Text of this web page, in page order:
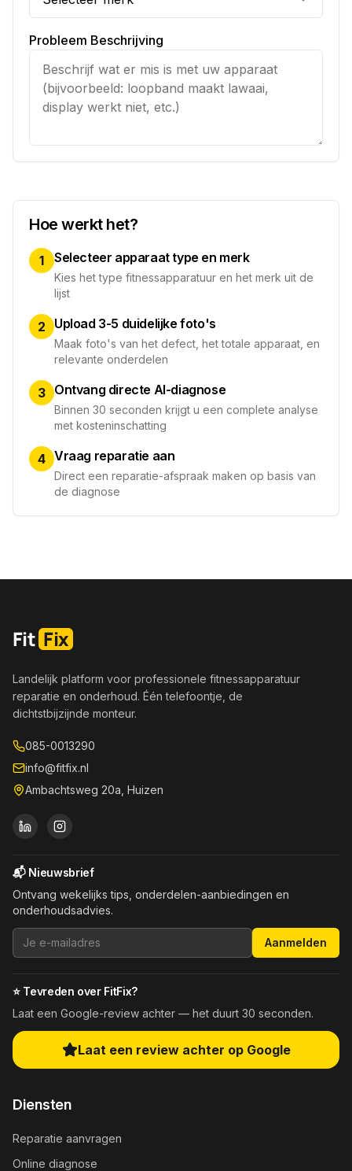
Probleem Beschrijving
Hoe werkt het?
1 Selecteer apparaat type en merk
Kies het type fitnessapparatuur en het merk uit de
lijst
2 Upload 3-5 duidelijke foto's
Maak foto's van het defect, het totale apparaat, en
relevante onderdelen
3 Ontvang directe AI-diagnose
Binnen 30 seconden krijgt u een complete analyse
met kosteninschatting
4 Vraag reparatie aan
Direct een reparatie-afspraak maken op basis van
de diagnose
Fit Fix
Landelijk platform voor professionele fitnessapparatuur
reparatie en onderhoud. Één telefoontje, de
dichtstbijzijnde monteur.
085-0013290
info@fitfix.nl
Ambachtsweg 20a, Huizen
📬 Nieuwsbrief
Ontvang wekelijks tips, onderdelen-aanbiedingen en
onderhoudsadvies.
Aanmelden
⭐ Tevreden over FitFix?
Laat een Google-review achter — het duurt 30 seconden.
Laat een review achter op Google
Diensten
Reparatie aanvragen
Online diagnose